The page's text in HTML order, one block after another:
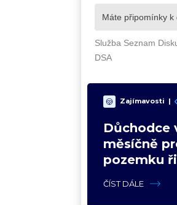
Zajímavosti |
Důchodce
měsíčně
pozemku
čeká soud
ČÍST DÁLE